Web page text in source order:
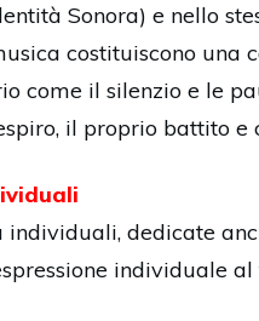
Sonora) e nello
costituiscono una
come il silenzio e le
il proprio battito
dedicate
individuale